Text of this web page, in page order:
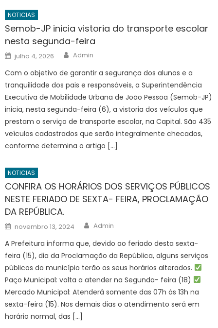
NOTICIAS
Semob-JP inicia vistoria do transporte escolar
nesta segunda-feira
Posted
on
julho 4, 2026 Author
Admin
Com o objetivo de garantir a segurança dos alunos e a
tranquilidade dos pais e responsáveis, a Superintendência
Executiva de Mobilidade Urbana de João Pessoa (Semob-JP)
inicia, nesta segunda-feira (6), a vistoria dos veículos que
prestam o serviço de transporte escolar, na Capital. São 435
veículos cadastrados que serão integralmente checados,
conforme determina o artigo […]
NOTICIAS
CONFIRA OS HORÁRIOS DOS SERVIÇOS PÚBLICOS
NESTE FERIADO DE SEXTA- FEIRA, PROCLAMAÇÃO
DA REPÚBLICA.
Posted
on
novembro 13, 2024 Author
Admin
A Prefeitura informa que, devido ao feriado desta sexta-
feira (15), dia da Proclamação da República, alguns serviços
públicos do município terão os seus horários alterados.
Paço Municipal: volta a atender na Segunda- feira (18)
Mercado Municipal: Atenderá somente das 07h às 13h na
sexta-feira (15). Nos demais dias o atendimento será em
horário normal, das […]